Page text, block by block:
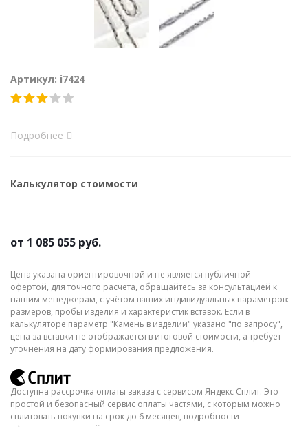
Артикул: i7424
Подробнее
Калькулятор стоимости
от 1 085 055 руб.
Цена указана ориентировочной и не является публичной
офертой, для точного расчёта, обращайтесь за консультацией к
нашим менеджерам, с учётом ваших индивидуальных параметров:
размеров, пробы изделия и характеристик вставок. Если в
калькуляторе параметр "Камень в изделии" указано "по запросу",
цена за вставки не отображается в итоговой стоимости, а требует
уточнения на дату формирования предложения.
Доступна рассрочка оплаты заказа с сервисом Яндекс Сплит. Это
простой и безопасный сервис оплаты частями, с которым можно
сплитовать покупки на срок до 6 месяцев, подробности